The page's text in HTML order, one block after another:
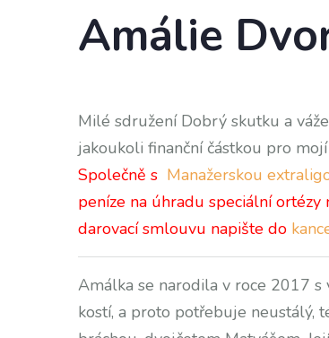
Amálie
Milé sdružení Dobrý skutku a
jakoukoli finanční částkou pro
Společně s Manažerskou
peníze na úhradu speciální ortézy
darovací smlouvu napište do
Amálka se narodila v roce 2017
kostí, a proto potřebuje neustálý,